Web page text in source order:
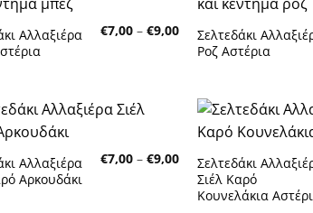
Αλλαξιέρα
€7,00 – €9,00Price
range:
€7,00
Σελτεδάκι
Ροζ Αστέρια
στην λίστα
Αλλαξιέρα
Αρκουδάκι
€7,00 – €9,00Price
range:
€7,00
through
Σελτεδάκι
Σιέλ Καρό
Κουνελάκια